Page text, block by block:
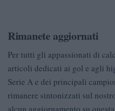
Rimanete aggiornati
Per tutti gli appassionati di
articoli dedicati ai gol e agli
Serie A e dei principali
rimanere sintonizzati sul